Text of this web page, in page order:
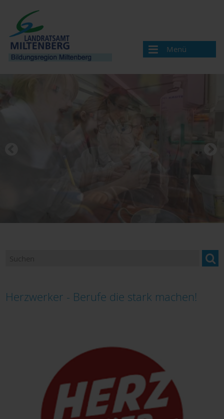
Menü
Bildungsregion
Bildung und Beratung für Neuzugewanderte
Bildungsangebote und Einrichtungen
Herzwerker - Berufe die stark machen!